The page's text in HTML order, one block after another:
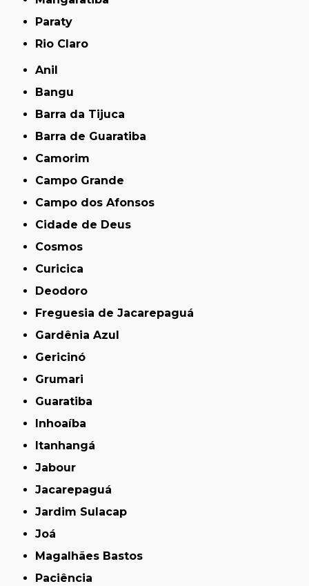
Paraty
Rio Claro
Anil
Bangu
Barra da Tijuca
Barra de Guaratiba
Camorim
Campo Grande
Campo dos Afonsos
Cidade de Deus
Cosmos
Curicica
Deodoro
Freguesia de Jacarepaguá
Gardênia Azul
Gericinó
Grumari
Guaratiba
Inhoaíba
Itanhangá
Jabour
Jacarepaguá
Jardim Sulacap
Joá
Magalhães Bastos
Paciência